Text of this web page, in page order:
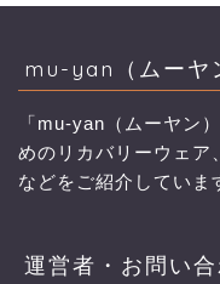
mu-yan（ムー
「mu-yan（ムーヤン
めのリカバリーウェア
などをご紹介していま
運営者・お問い